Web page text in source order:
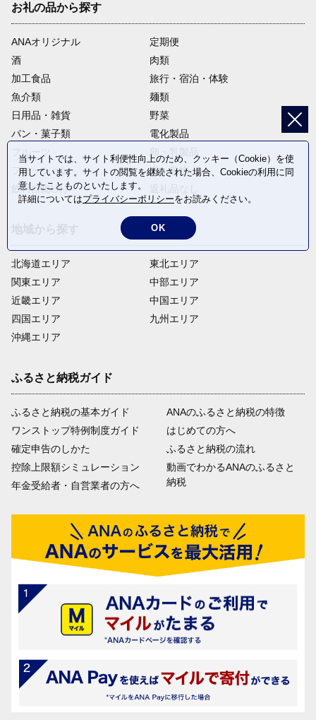
お礼の品から探す
ANAオリジナル
定期便
酒
肉類
加工食品
旅行・宿泊・体験
魚介類
麺類
日用品・雑貨
野菜
パン・菓子類
電化製品
フルーツ
卵・乳製品
ファッション
米・穀物
飲料(酒以外)
北海道エリア
関東エリア
近畿エリア
四国エリア
沖縄エリア
東北エリア
中部エリア
中国エリア
九州エリア
ふるさと納税ガイド
ふるさと納税の基本ガイド
ワンストップ特例制度ガイド
確定申告のしかた
控除上限額シミュレーション
年金受給者・自営業者の方へ
ANAのふるさと納税の特徴
はじめての方へ
ふるさと納税の流れ
動画でわかるANAのふるさと
納税
当サイトでは、サイト利便性向上のため、クッキー（Cookie）を使
用しています。サイトの閲覧を継続された場合、Cookieの利用に同
意したことものといたします。
詳細についてはプライバシーポリシーをお読みください。
OK